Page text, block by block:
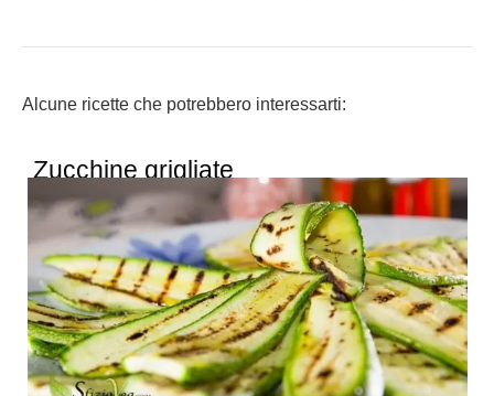
Alcune ricette che potrebbero interessarti:
Zucchine grigliate